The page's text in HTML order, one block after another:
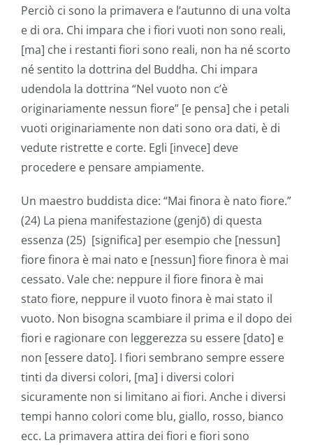
Perciò ci sono la primavera e l’autunno di una volta
e di ora. Chi impara che i fiori vuoti non sono reali,
[ma] che i restanti fiori sono reali, non ha né scorto
né sentito la dottrina del Buddha. Chi impara
udendola la dottrina “Nel vuoto non c’è
originariamente nessun fiore” [e pensa] che i petali
vuoti originariamente non dati sono ora dati, è di
vedute ristrette e corte. Egli [invece] deve
procedere e pensare ampiamente.
Un maestro buddista dice: “Mai finora è nato fiore.”
(24) La piena manifestazione (genjō) di questa
essenza (25) [significa] per esempio che [nessun]
fiore finora è mai nato e [nessun] fiore finora è mai
cessato. Vale che: neppure il fiore finora è mai
stato fiore, neppure il vuoto finora è mai stato il
vuoto. Non bisogna scambiare il prima e il dopo dei
fiori e ragionare con leggerezza su essere [dato] e
non [essere dato]. I fiori sembrano sempre essere
tinti da diversi colori, [ma] i diversi colori
sicuramente non si limitano ai fiori. Anche i diversi
tempi hanno colori come blu, giallo, rosso, bianco
ecc. La primavera attira dei fiori e fiori sono